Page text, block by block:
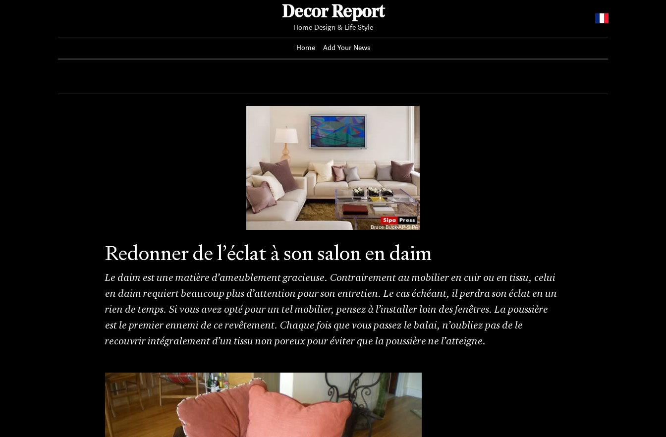
Decor Report
Home Design & Life Style
Home Add Your News
Redonner de l’éclat à son salon en daim
Le daim est une matière d’ameublement gracieuse. Contrairement au mobilier en cuir ou en tissu, celui
en daim requiert beaucoup plus d’attention pour son entretien. Le cas échéant, il perdra son éclat en un
rien de temps. Si vous avez opté pour un tel mobilier, pensez à l’installer loin des fenêtres. La poussière
est le premier ennemi de ce revêtement. Chaque fois que vous passez le balai, n’oubliez pas de le
recouvrir intégralement d’un tissu non poreux pour éviter que la poussière ne l’atteigne.